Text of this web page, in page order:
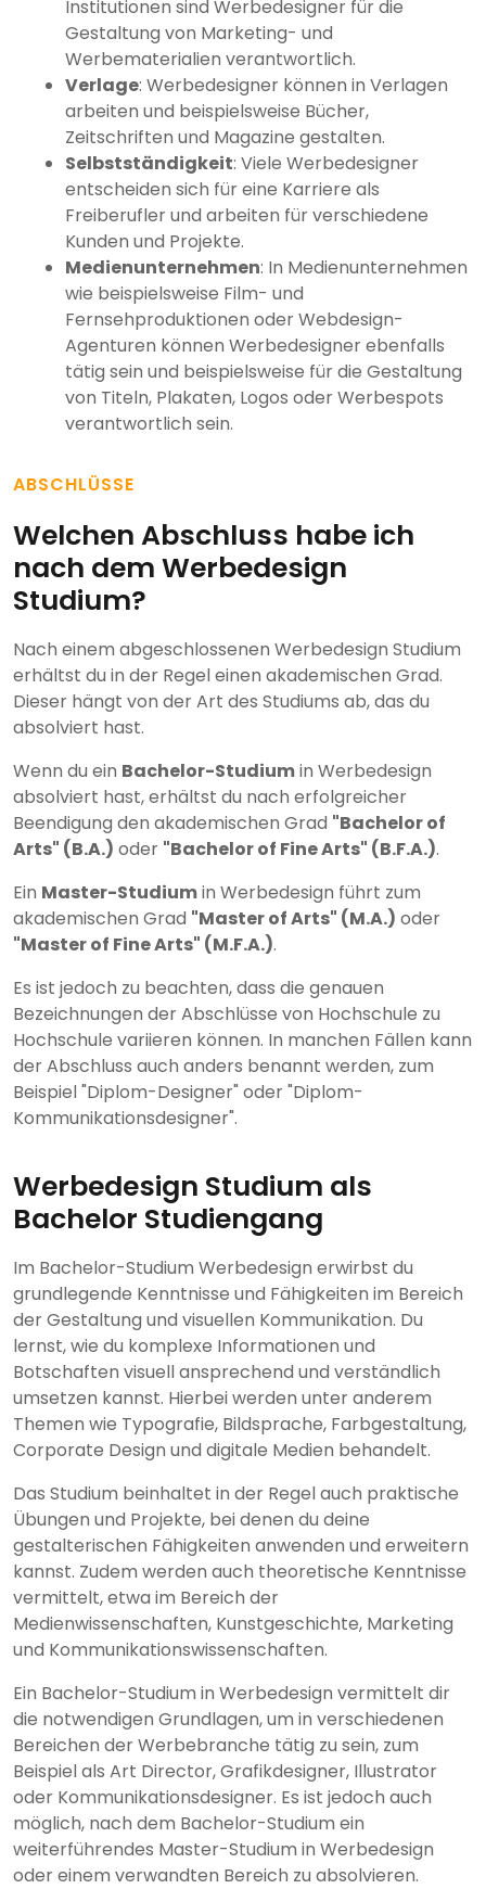
Institutionen sind Werbedesigner für die
Gestaltung von Marketing- und
Werbematerialien verantwortlich.
Verlage: Werbedesigner können in Verlagen
arbeiten und beispielsweise Bücher,
Zeitschriften und Magazine gestalten.
Selbstständigkeit: Viele Werbedesigner
entscheiden sich für eine Karriere als
Freiberufler und arbeiten für verschiedene
Kunden und Projekte.
Medienunternehmen: In Medienunternehmen
wie beispielsweise Film- und
Fernsehproduktionen oder Webdesign-
Agenturen können Werbedesigner ebenfalls
tätig sein und beispielsweise für die Gestaltung
von Titeln, Plakaten, Logos oder Werbespots
verantwortlich sein.
ABSCHLÜSSE
Welchen Abschluss habe ich
nach dem Werbedesign
Studium?
Nach einem abgeschlossenen Werbedesign Studium
erhältst du in der Regel einen akademischen Grad.
Dieser hängt von der Art des Studiums ab, das du
absolviert hast.
Wenn du ein Bachelor-Studiumin Werbedesign
absolviert hast, erhältst du nach erfolgreicher
Beendigung den akademischen Grad "Bachelor of
Arts" (B.A.) oder "Bachelor of Fine Arts" (B.F.A.).
Ein Master-Studiumin Werbedesign führt zum
akademischen Grad "Master of Arts" (M.A.) oder
"Master of Fine Arts" (M.F.A.).
Es ist jedoch zu beachten, dass die genauen
Bezeichnungen der Abschlüsse von Hochschule zu
Hochschule variieren können. In manchen Fällen kann
der Abschluss auch anders benannt werden, zum
Beispiel "Diplom-Designer" oder "Diplom-
Kommunikationsdesigner".
Werbedesign Studium als
Bachelor Studiengang
Im Bachelor-Studium Werbedesign erwirbst du
grundlegende Kenntnisse und Fähigkeiten im Bereich
der Gestaltung und visuellen Kommunikation. Du
lernst, wie du komplexe Informationen und
Botschaften visuell ansprechend und verständlich
umsetzen kannst. Hierbei werden unter anderem
Themen wie Typografie, Bildsprache, Farbgestaltung,
Corporate Design und digitale Medien behandelt.
Das Studium beinhaltet in der Regel auch praktische
Übungen und Projekte, bei denen du deine
gestalterischen Fähigkeiten anwenden und erweitern
kannst. Zudem werden auch theoretische Kenntnisse
vermittelt, etwa im Bereich der
Medienwissenschaften, Kunstgeschichte, Marketing
und Kommunikationswissenschaften.
Ein Bachelor-Studium in Werbedesign vermittelt dir
die notwendigen Grundlagen, um in verschiedenen
Bereichen der Werbebranche tätig zu sein, zum
Beispiel als Art Director, Grafikdesigner, Illustrator
oder Kommunikationsdesigner. Es ist jedoch auch
möglich, nach dem Bachelor-Studium ein
weiterführendes Master-Studium in Werbedesign
oder einem verwandten Bereich zu absolvieren.